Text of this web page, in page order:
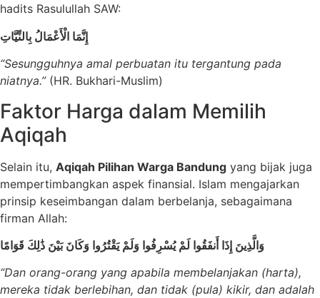
hadits Rasulullah SAW:
إِنَّمَا الْأَعْمَالُ بِالنِّيَّاتِ
“Sesungguhnya amal perbuatan itu tergantung pada
niatnya.”(HR. Bukhari-Muslim)
Faktor Harga dalam Memilih
Aqiqah
Selain itu, Aqiqah Pilihan Warga Bandung yang bijak juga
mempertimbangkan aspek finansial. Islam mengajarkan
prinsip keseimbangan dalam berbelanja, sebagaimana
firman Allah:
وَالَّذِينَ إِذَا أَنفَقُوا لَمْ يُسْرِفُوا وَلَمْ يَقْتُرُوا وَكَانَ بَيْنَ ذَٰلِكَ قَوَامًا
“Dan orang-orang yang apabila membelanjakan (harta),
mereka tidak berlebihan, dan tidak (pula) kikir, dan adalah